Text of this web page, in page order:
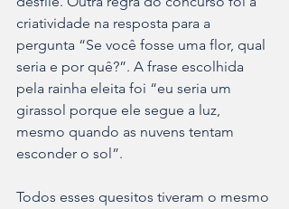
criatividade na resposta para a
pergunta “Se você fosse uma flor, qual
seria e por quê?”. A frase escolhida
pela rainha eleita foi “eu seria um
girassol porque ele segue a luz,
mesmo quando as nuvens tentam
esconder o sol”.
Todos esses quesitos tiveram o mesmo